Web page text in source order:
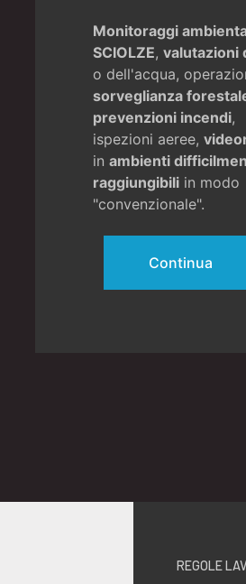
Monitoraggi
SCIOLZE, valutazioni
o dell'acqua,
sorveglianza
prevenzioni incendi,
ispezioni aeree,
in ambienti
raggiungibiliin modo
"convenzionale".
Continua
REGOLE